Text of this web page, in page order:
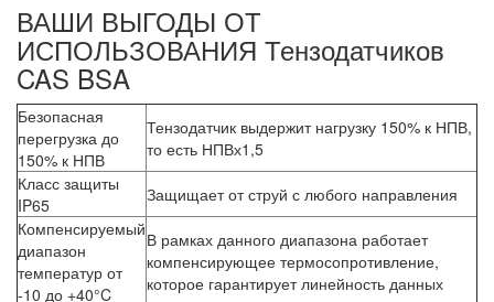
ВАШИ ВЫГОДЫ ОТ
ИСПОЛЬЗОВАНИЯ Тензодатчиков
CAS BSA
Безопасная
перегрузка до
150% к НПВ
Тензодатчик выдержит нагрузку 150% к НПВ,
то есть НПВх1,5
Класс защиты
IP65
Защищает от струй с любого направления
Компенсируемый
диапазон
температур от
-10 до +40°C
В рамках данного диапазона работает
компенсирующее термосопротивление,
которое гарантирует линейность данных